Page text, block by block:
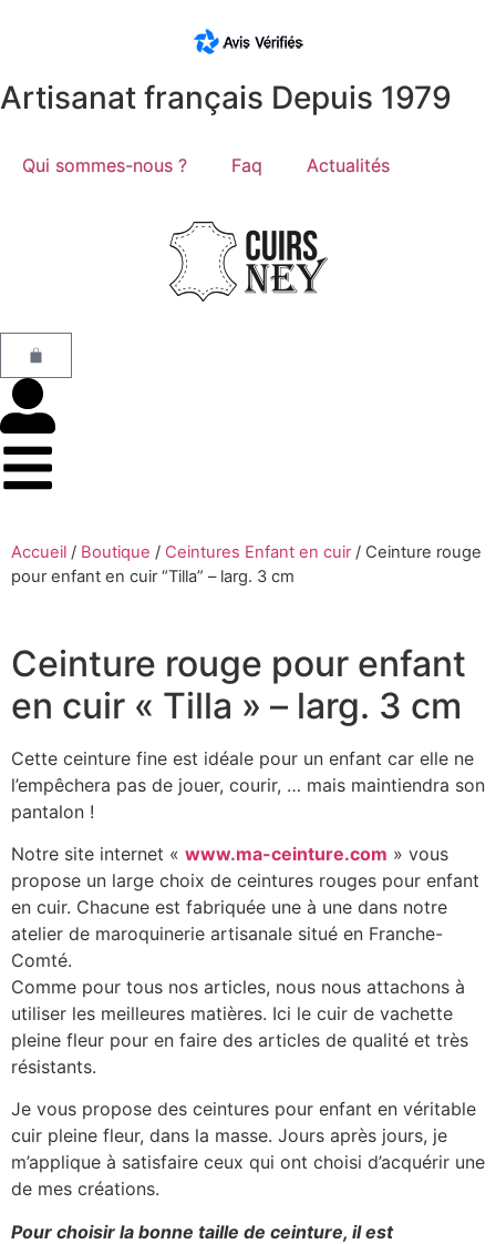
Artisanat français Depuis 1979
Qui sommes-nous ? Faq Actualités
Accueil / Boutique / Ceintures Enfant en cuir/ Ceinture rouge
pour enfant en cuir “Tilla” – larg. 3 cm
Ceinture rouge pour enfant
en cuir « Tilla » – larg. 3 cm
Cette ceinture fine est idéale pour un enfant car elle ne
l’empêchera pas de jouer, courir, … mais maintiendra son
pantalon !
Notre site internet « www.ma-ceinture.com » vous
propose un large choix de ceintures rouges pour enfant
en cuir. Chacune est fabriquée une à une dans notre
atelier de maroquinerie artisanale situé en Franche-
Comté.
Comme pour tous nos articles, nous nous attachons à
utiliser les meilleures matières. Ici le cuir de vachette
pleine fleur pour en faire des articles de qualité et très
résistants.
Je vous propose des ceintures pour enfant en véritable
cuir pleine fleur, dans la masse. Jours après jours, je
m’applique à satisfaire ceux qui ont choisi d’acquérir une
de mes créations.
Pour choisir la bonne taille de ceinture, il est